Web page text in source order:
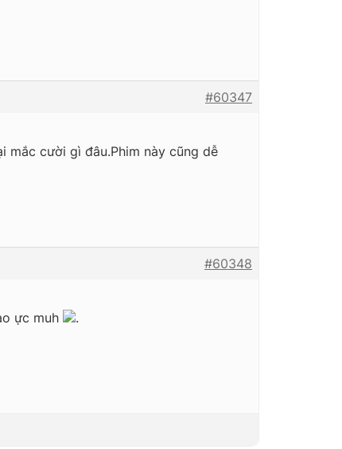
#60347
mắc cười gì đâu.Phim này cũng dễ
#60348
ực muh .